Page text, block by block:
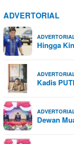
ADVERTORIAL
Hingga
Kadis
Dewan